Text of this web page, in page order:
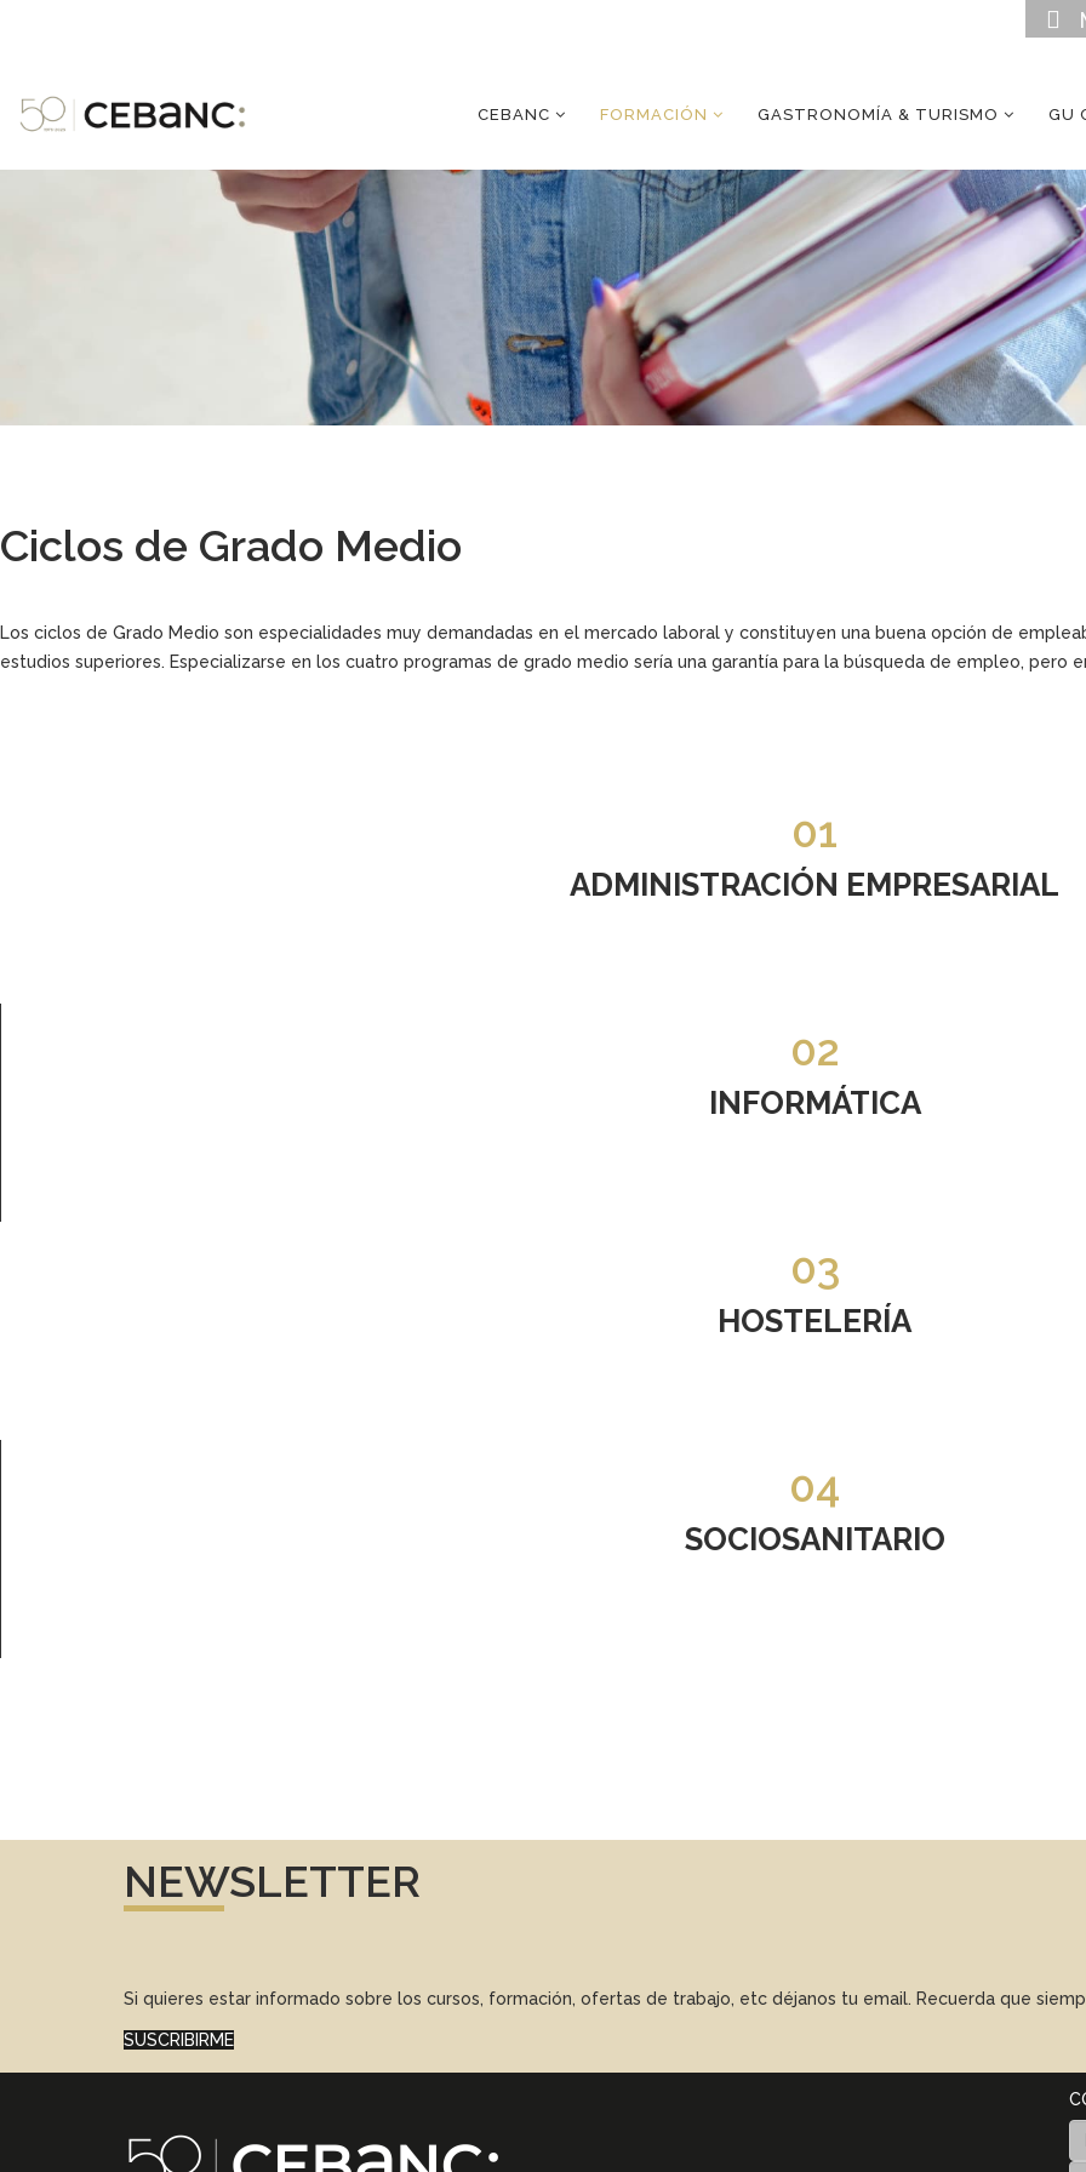
CEBANC FORMACIÓN GASTRONOMÍA & TURISMO GU
Ciclos de Grado Medio
Los ciclos de Grado Medio son especialidades muy demandadas en el mercado laboral y constituyen una buena opción de
estudios superiores. Especializarse en los cuatro programas de grado medio sería una garantía para la búsqueda de empleo, pero
01
ADMINISTRACIÓN EMPRESARIAL
02
INFORMÁTICA
03
HOSTELERÍA
04
SOCIOSANITARIO
NEWSLETTER
Si quieres estar informado sobre los cursos, formación, ofertas de trabajo, etc déjanos tu email. Recuerda que
SUSCRIBIRME